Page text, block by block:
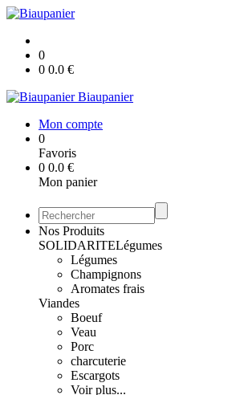
0
0 0.0 €
Biaupanier
Mon compte
0
Favoris
0 0.0 €
Mon panier
Nos Produits
SOLIDARITELégumes
Légumes
Champignons
Aromates frais
Viandes
Boeuf
Veau
Porc
charcuterie
Escargots
Voir plus...